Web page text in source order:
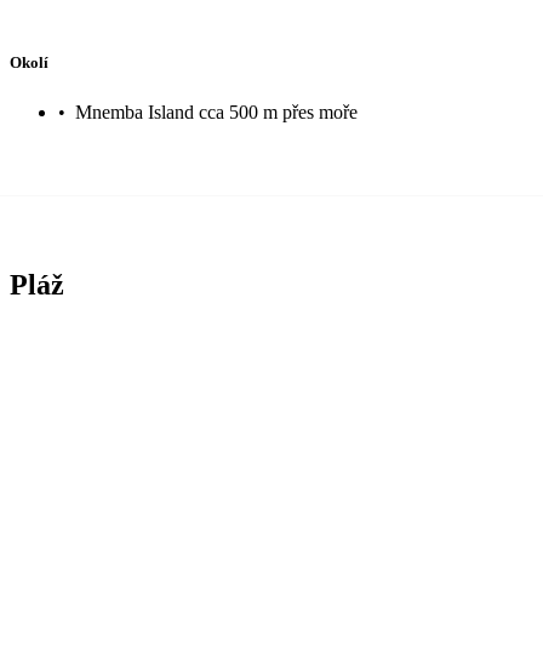
Okolí
• Mnemba Island cca 500 m přes moře
Pláž